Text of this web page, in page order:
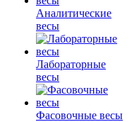
Аналитические
весы
Лабораторные
весы
Фасовочные весы